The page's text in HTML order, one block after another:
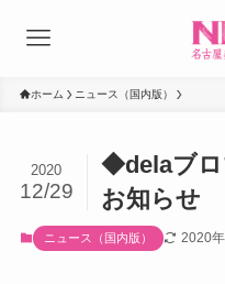
ホーム ニュース（国内版）
◆delaブロ
お知らせ
2020
12/29
ニュース（国内版） 2020